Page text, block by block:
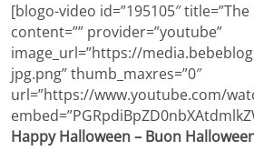
[blogo-video id=”195105″
content=”” provider=”youtube”
image_url=”https://
jpg.png” thumb_maxres=”0″
url=”https://www.youtube.com/
Happy Halloween – Buon